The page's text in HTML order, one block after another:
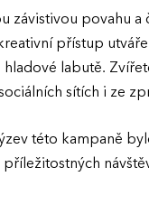
závistivou povahu
přístup
labutě.
sítích i ze
této kampaně
příležitostných